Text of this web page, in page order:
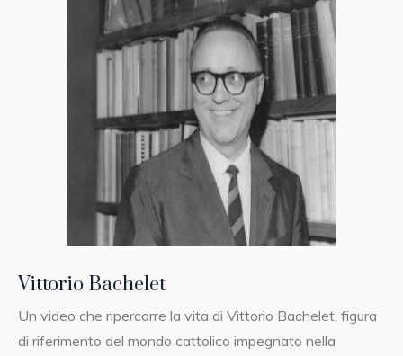
Vittorio Bachelet
Un video che ripercorre la vita di Vittorio Bachelet, figura
di riferimento del mondo cattolico impegnato nella